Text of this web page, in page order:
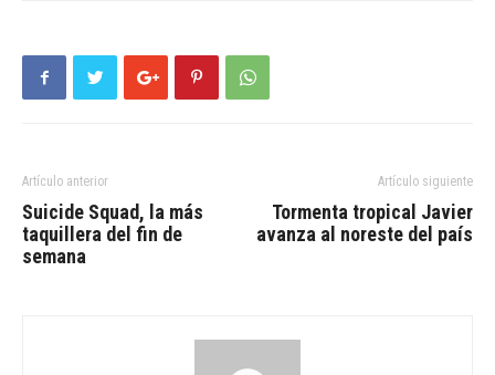
Artículo anterior
Suicide Squad, la más
taquillera del fin de
semana
Artículo siguiente
Tormenta tropical Javier
avanza al noreste del país